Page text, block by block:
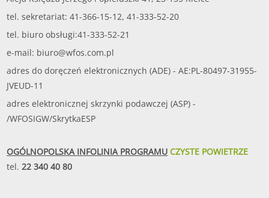
tel. sekretariat: 41-366-15-12, 41-333-52-20
tel. biuro obsługi:41-333-52-21
e-mail: biuro@wfos.com.pl
adres do doręczeń elektronicznych (ADE) - AE:PL-80497-31955-
JVEUD-11
adres elektronicznej skrzynki podawczej (ASP) -
/WFOSIGW/SkrytkaESP
OGÓLNOPOLSKA INFOLINIA PROGRAMU CZYSTE POWIETRZE
tel.22 340 40 80